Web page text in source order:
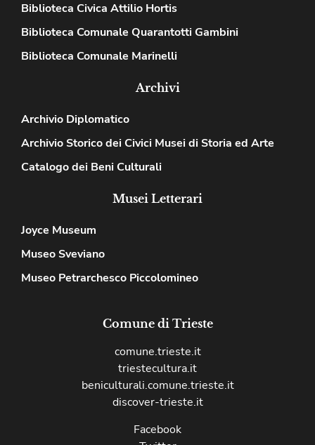
Biblioteca Civica Attilio Hortis
Biblioteca Comunale Quarantotti Gambini
Biblioteca Comunale Marinelli
Archivi
Archivio Diplomatico
Archivio Storico dei Civici Musei di Storia ed Arte
Catalogo dei Beni Culturali
Musei Letterari
Joyce Museum
Museo Sveviano
Museo Petrarchesco Piccolomineo
Comune di Trieste
comune.trieste.it
triestecultura.it
beniculturali.comune.trieste.it
discover-trieste.it
Facebook